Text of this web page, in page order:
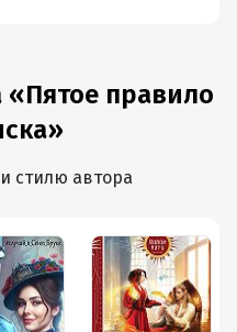
правило
стилю автора